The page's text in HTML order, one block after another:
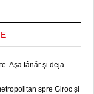
Aşa tânăr şi deja
spre Giroc și